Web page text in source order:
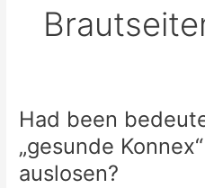
Had been
„gesunde
auslosen?
Had
bedeutet
eres,